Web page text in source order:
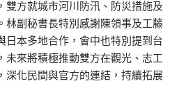
雙方就城市河川防汛、防災措施及
林副秘書長特別感謝陳領事及工藤
日本多地合作，會中也特別提到台
未來將積極推動雙方在觀光、志工
深化民間與官方的連結，持續拓展